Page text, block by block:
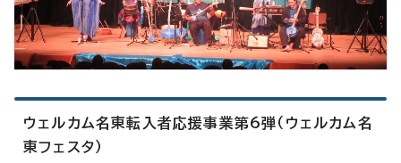
ウェルカム名東転入者応援事業第6弾（ウェルカム名
東フェスタ）